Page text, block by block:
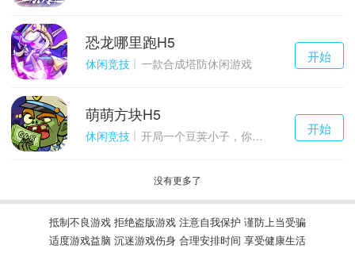
千百度h5
游戏
开始
恐龙哪里跑H5
休闲竞技 一款合成塔防休闲游戏
千百度h5
游戏
开始
萌萌方块H5
休闲竞技 开局一个豆荚小子，你能坚持到几关？
没有更多了
抵制不良游戏 拒绝盗版游戏 注意自我保护 谨防上当受骗
适度游戏益脑 沉迷游戏伤身 合理安排时间 享受健康生活